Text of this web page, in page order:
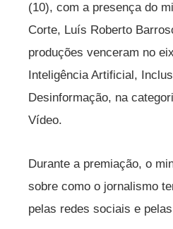
(10), com a presença do
Corte, Luís Roberto
produções venceram no
Inteligência Artificial,
Desinformação, na
Vídeo.
Durante a premiação, o
sobre como o jornalismo
pelas redes sociais e